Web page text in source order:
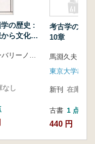
の歴史 :
ら文化の
なし
考古学のた
10章
馬淵久夫 富
東京大学出版
新刊 在庫なし
古書 1 点
440 円